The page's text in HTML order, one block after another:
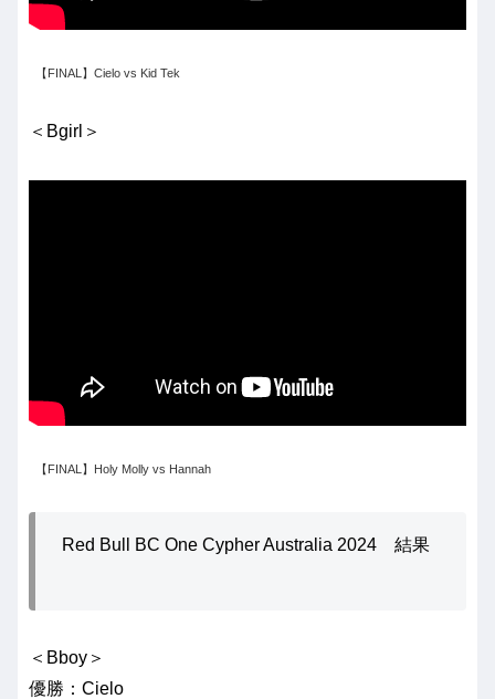
【FINAL】Cielo vs Kid Tek
＜Bgirl＞
【FINAL】Holy Molly vs Hannah
Red Bull BC One Cypher Australia 2024 結果
＜Bboy＞
優勝：Cielo